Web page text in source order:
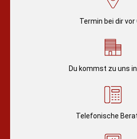
Termin bei dir vor
Du kommst zu uns
Telefonische